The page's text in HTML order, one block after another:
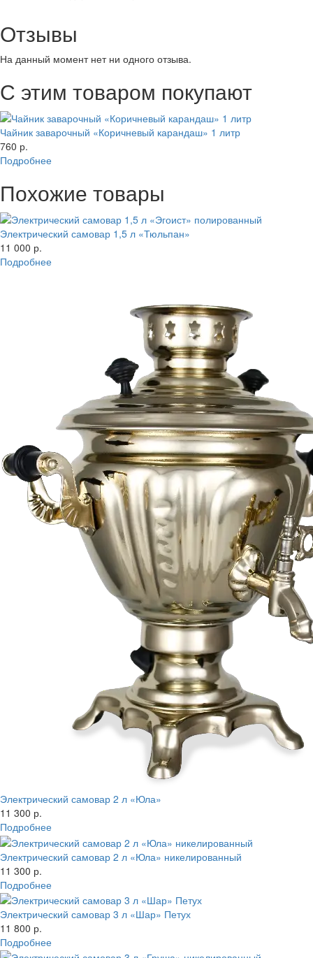
Отзывы
На данный момент нет ни одного отзыва.
С этим товаром покупают
Чайник заварочный «Коричневый карандаш» 1 литр
760 р.
Подробнее
Похожие товары
Электрический самовар 1,5 л «Тюльпан»
11 000 р.
Подробнее
Электрический самовар 2 л «Юла»
11 300 р.
Подробнее
Электрический самовар 2 л «Юла» никелированный
11 300 р.
Подробнее
Электрический самовар 3 л «Шар» Петух
11 800 р.
Подробнее